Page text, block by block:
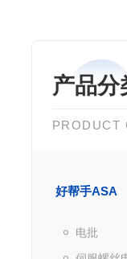
产品分
PRODUCT
好帮手ASA
电批